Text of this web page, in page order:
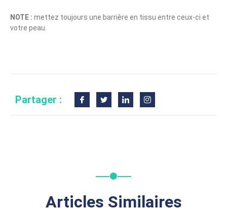
NOTE : mettez toujours une barrière en tissu entre ceux-ci et
votre peau.
Partager :
Articles Similaires